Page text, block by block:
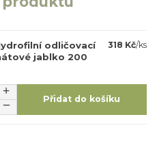
odličovací
jablko 200
318 Kč/ks
Přidat do košíku